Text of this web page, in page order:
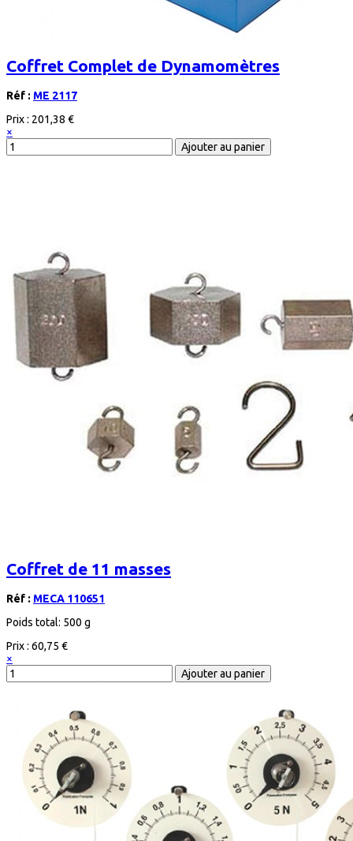
Coffret Complet de Dynamomètres
Réf : ME 2117
Prix : 201,38 €
×
Coffret de 11 masses
Réf : MECA 110651
Poids total: 500 g
Prix : 60,75 €
×